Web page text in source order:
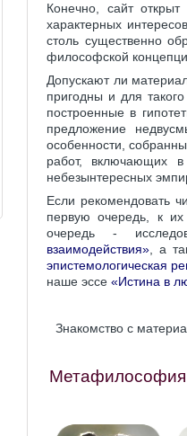
Конечно, сайт
характерных
столь существенно
философской
Допускают ли
пригодны и для
построенные в
предложение
особенности,
работ, включающих
небезынтересных
Если рекомендовать
первую очередь, к
очередь -
взаимодействия» , а
эпистемологическая
наше эссе «Истина в
Знакомство с
Метафилософия